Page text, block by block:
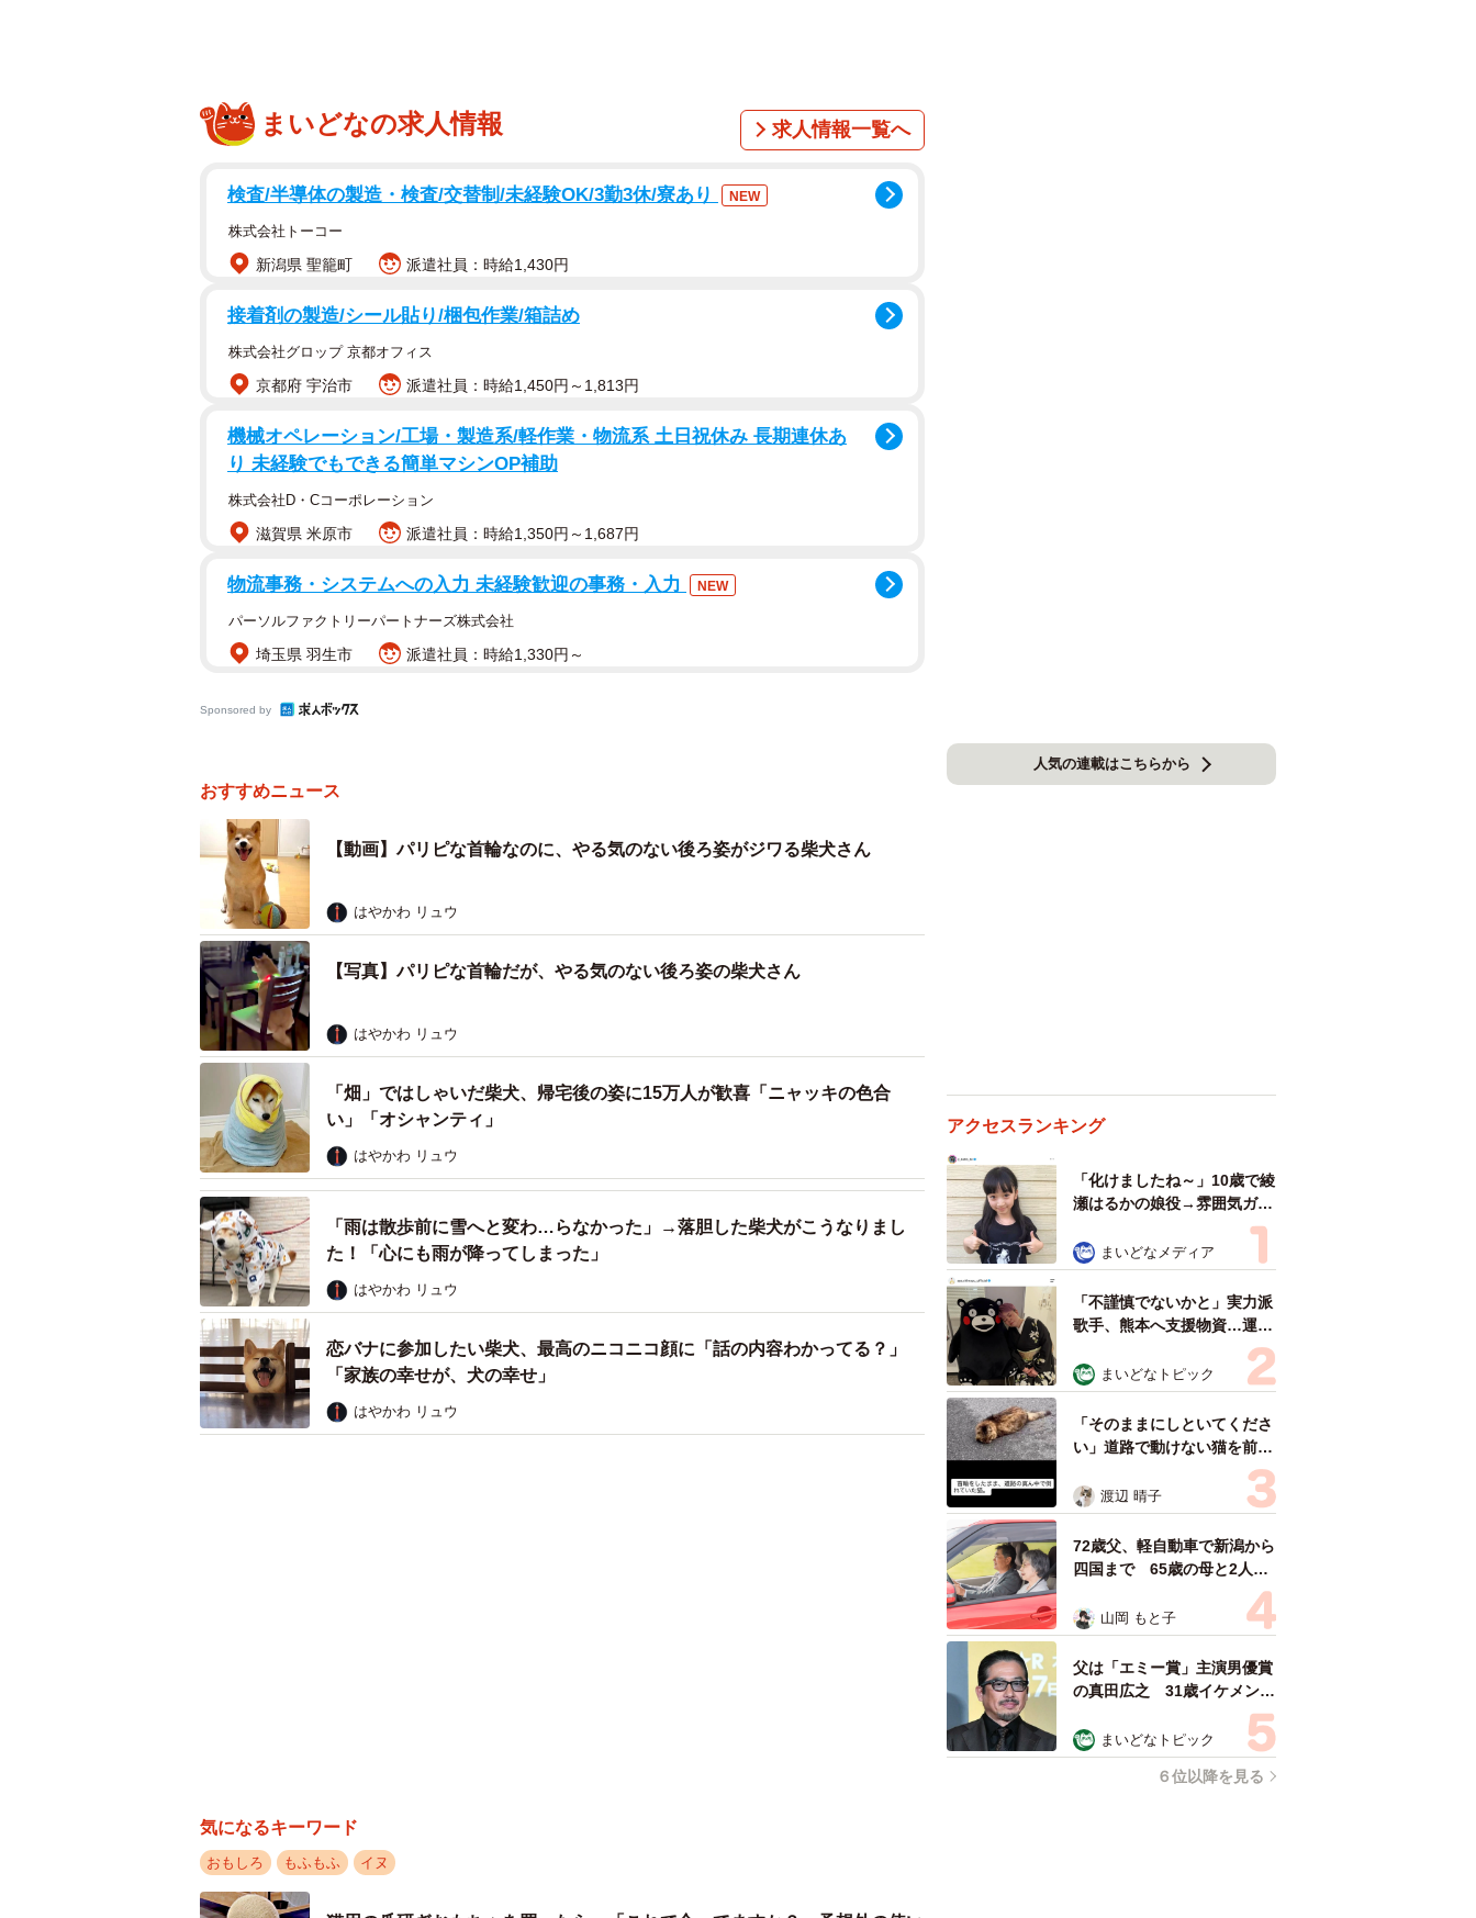
まいどなの求人情報 求人情報一覧へ
検査/半導体の製造・検査/交替制/未経験OK/3勤3休/寮あり NEW
株式会社トーコー
新潟県 聖籠町 派遣社員：時給1,430円
接着剤の製造/シール貼り/梱包作業/箱詰め
株式会社グロップ 京都オフィス
京都府 宇治市 派遣社員：時給1,450円～1,813円
機械オペレーション/工場・製造系/軽作業・物流系 土日祝休み 長期連休あ
り 未経験でもできる簡単マシンOP補助
株式会社D・Cコーポレーション
滋賀県 米原市 派遣社員：時給1,350円～1,687円
物流事務・システムへの入力 未経験歓迎の事務・入力 NEW
パーソルファクトリーパートナーズ株式会社
埼玉県 羽生市 派遣社員：時給1,330円～
Sponsored by
おすすめニュース
【動画】パリピな首輪なのに、やる気のない後ろ姿がジワる柴犬さん
はやかわ リュウ
【写真】パリピな首輪だが、やる気のない後ろ姿の柴犬さん
はやかわ リュウ
「畑」ではしゃいだ柴犬、帰宅後の姿に15万人が歓喜「ニャッキの色合
い」「オシャンティ」
はやかわ リュウ
「雨は散歩前に雪へと変わ…らなかった」→落胆した柴犬がこうなりまし
た！「心にも雨が降ってしまった」
はやかわ リュウ
恋バナに参加したい柴犬、最高のニコニコ顔に「話の内容わかってる？」
「家族の幸せが、犬の幸せ」
はやかわ リュウ
気になるキーワード
おもしろ もふもふ イヌ
人気の連載はこちらから
アクセスランキング
「化けましたね～」10歳で綾
瀬はるかの娘役→雰囲気ガラ
リの18歳に成長 「メイクで
雰囲気が」「宝塚に入れそ
う」
まいどなメディア
「不謹慎でないかと」実力派
歌手、熊本へ支援物資…運搬
トラックの車体デザインにた
めらい 「痛いほど伝わる」
「行動され立派」
まいどなトピック
「そのままにしといてくださ
い」道路で動けない猫を前に
返された一言… 懸命に生き
ようとした4日間 「命の重
さはみんな同じ」保護団体代
表の訴え
渡辺 晴子
72歳父、軽自動車で新潟から
四国まで 65歳の母と2人で
3泊4日の旅 パーキングの休
憩まで分刻み… 「大学生で
も組まねえよ！」
山岡 もと子
父は「エミー賞」主演男優賞
の真田広之 31歳イケメン俳
優が長髪ヒゲのワイルド近影
「ガチヒロさんそっくり」
「新たな一面もステキ」
まいどなトピック
６位以降を見る